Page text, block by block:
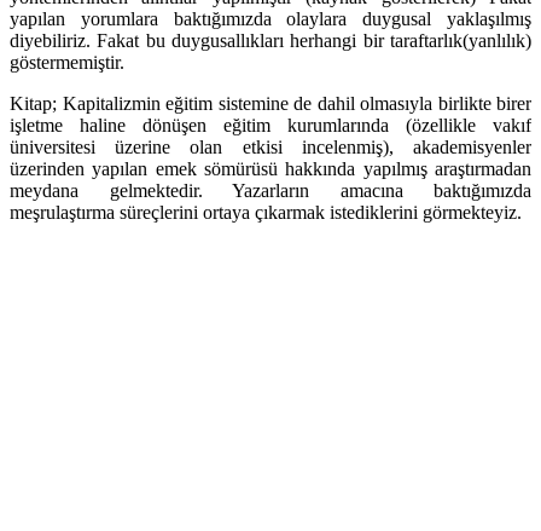
yapılan yorumlara baktığımızda olaylara duygusal yaklaşılmış
diyebiliriz. Fakat bu duygusallıkları herhangi bir taraftarlık(yanlılık)
göstermemiştir.
Kitap; Kapitalizmin eğitim sistemine de dahil olmasıyla birlikte birer
işletme haline dönüşen eğitim kurumlarında (özellikle vakıf
üniversitesi üzerine olan etkisi incelenmiş), akademisyenler
üzerinden yapılan emek sömürüsü hakkında yapılmış araştırmadan
meydana gelmektedir. Yazarların amacına baktığımızda
meşrulaştırma süreçlerini ortaya çıkarmak istediklerini görmekteyiz.